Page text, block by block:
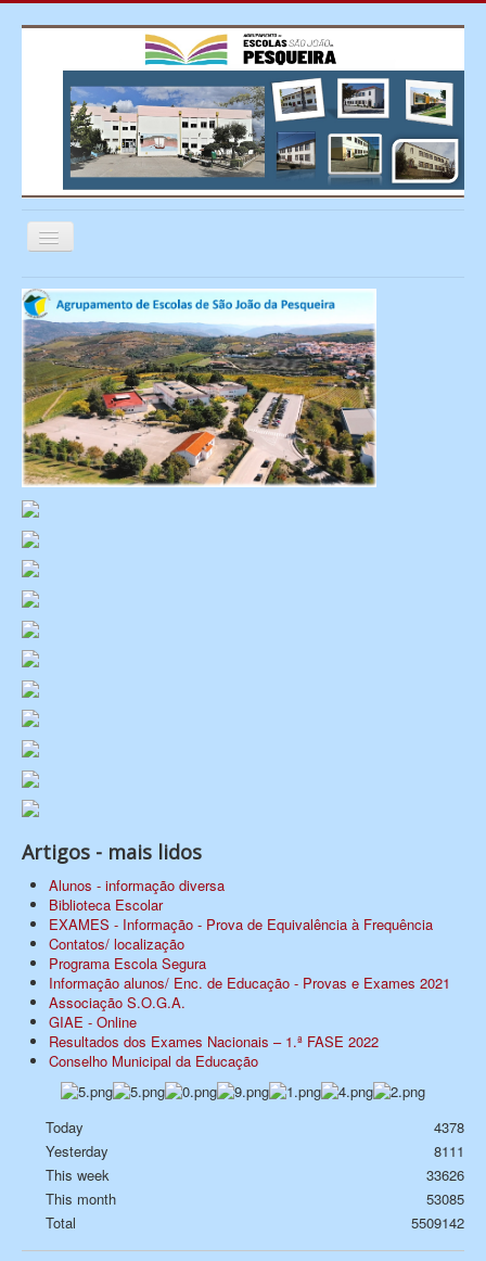
Ativar/Desativar
Artigos - mais lidos
Alunos - informação diversa
Biblioteca Escolar
EXAMES - Informação - Prova de Equivalência à Frequência
Contatos/ localização
Programa Escola Segura
Informação alunos/ Enc. de Educação - Provas e Exames 2021
Associação S.O.G.A.
GIAE - Online
Resultados dos Exames Nacionais – 1.ª FASE 2022
Conselho Municipal da Educação
Today
4378
Yesterday
8111
This week
33626
This month
53085
Total
5509142